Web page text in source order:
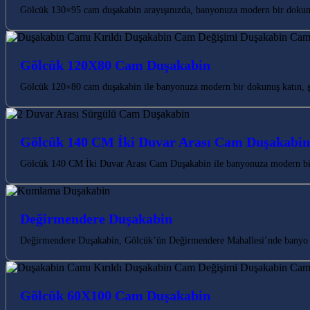
Gölcük 130×95 cam duşakabin arayışınızda, banyonuza modern bir
Gölcük 120X80 Cam Duşakabin
Gölcük 120×80 cam duşakabin ile banyonuza modern bir dokunuş
Gölcük 140 CM İki Duvar Arası Cam Duşakabin
Gölcük 140 CM İki Duvar Arası Cam Duşakabin ile banyonuza modern
Değirmendere Duşakabin
Değirmendere Duşakabin, Gölcük’ün Değirmendere Mahallesi’nde
Gölcük 60X100 Cam Duşakabin